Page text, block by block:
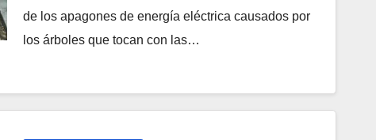
de los apagones de energía eléctrica causados por
los árboles que tocan con las…